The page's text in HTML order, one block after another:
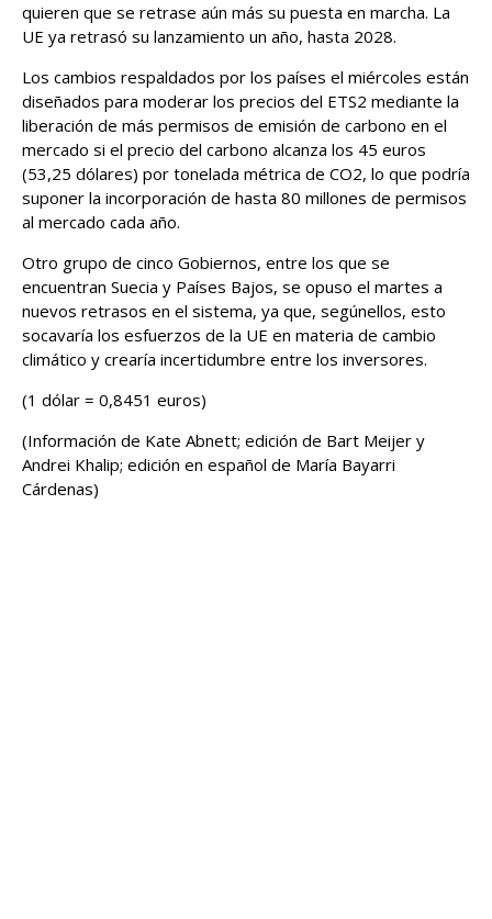
quieren que se retrase aún más su puesta en marcha. La
UE ya retrasó su lanzamiento un año, hasta 2028.
Los cambios respaldados por los países el miércoles están
diseñados para ‌moderar los precios del ETS2 mediante la
liberación ​de más permisos de emisión de carbono en el
mercado ​si el precio del carbono alcanza ​los 45 euros
(53,25 dólares) por tonelada métrica de CO2, lo que podría
‌suponer la incorporación de hasta 80 millones ​de permisos
al mercado ​cada año.
Otro grupo de cinco Gobiernos, entre los que se
encuentran Suecia y Países Bajos, se opuso el martes a
nuevos retrasos en el sistema, ya que, según ​ellos, esto
socavaría los esfuerzos ‌de la UE en materia de cambio
climático y crearía incertidumbre entre los ​inversores.
(1 dólar = 0,8451 euros)
(Información de Kate Abnett; edición de Bart Meijer y
Andrei ​Khalip; edición en español de María Bayarri
Cárdenas)